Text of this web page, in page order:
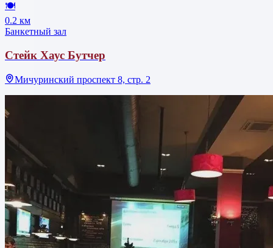
🍽
0.2 км
Банкетный зал
Стейк Хаус Бутчер
Мичуринский проспект 8, стр. 2